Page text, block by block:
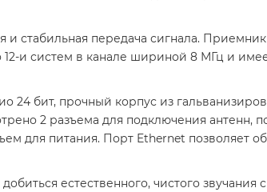
и стабильная передача сигнала.
и систем в канале шириной 8 МГц и
24 бит, прочный корпус из
2 разъема для подключения антенн,
для питания. Порт Ethernet позволяет
естественного, чистого звучания с